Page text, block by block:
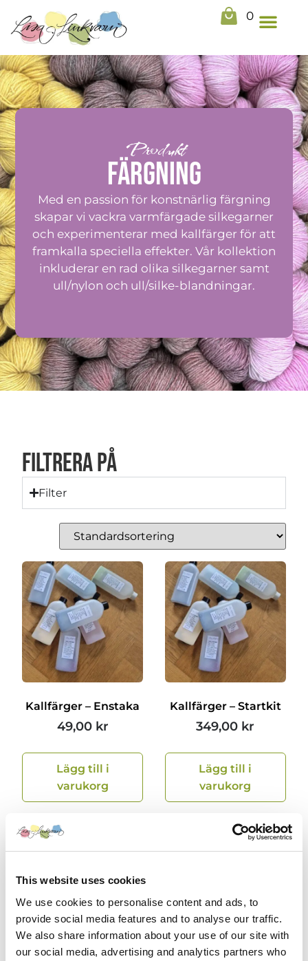
This website uses cookies
We use cookies to personalise content and ads, to
provide social media features and to analyse our traffic.
We also share information about your use of our site with
our social media, advertising and analytics partners who
0
Produkt
Färgning
Med en passion för konstnärlig färgning
skapar vi vackra varmfärgade silkegarner
och experimenterar med kallfärger för att
framkalla speciella effekter. Vår kollektion
inkluderar en rad olika silkegarner samt
ull/nylon och ull/silke-blandningar.
Filtrera på
Filter
Kallfärger – Enstaka
49,00 kr
Lägg till i
varukorg
Kallfärger – Startkit
349,00 kr
Lägg till i
varukorg